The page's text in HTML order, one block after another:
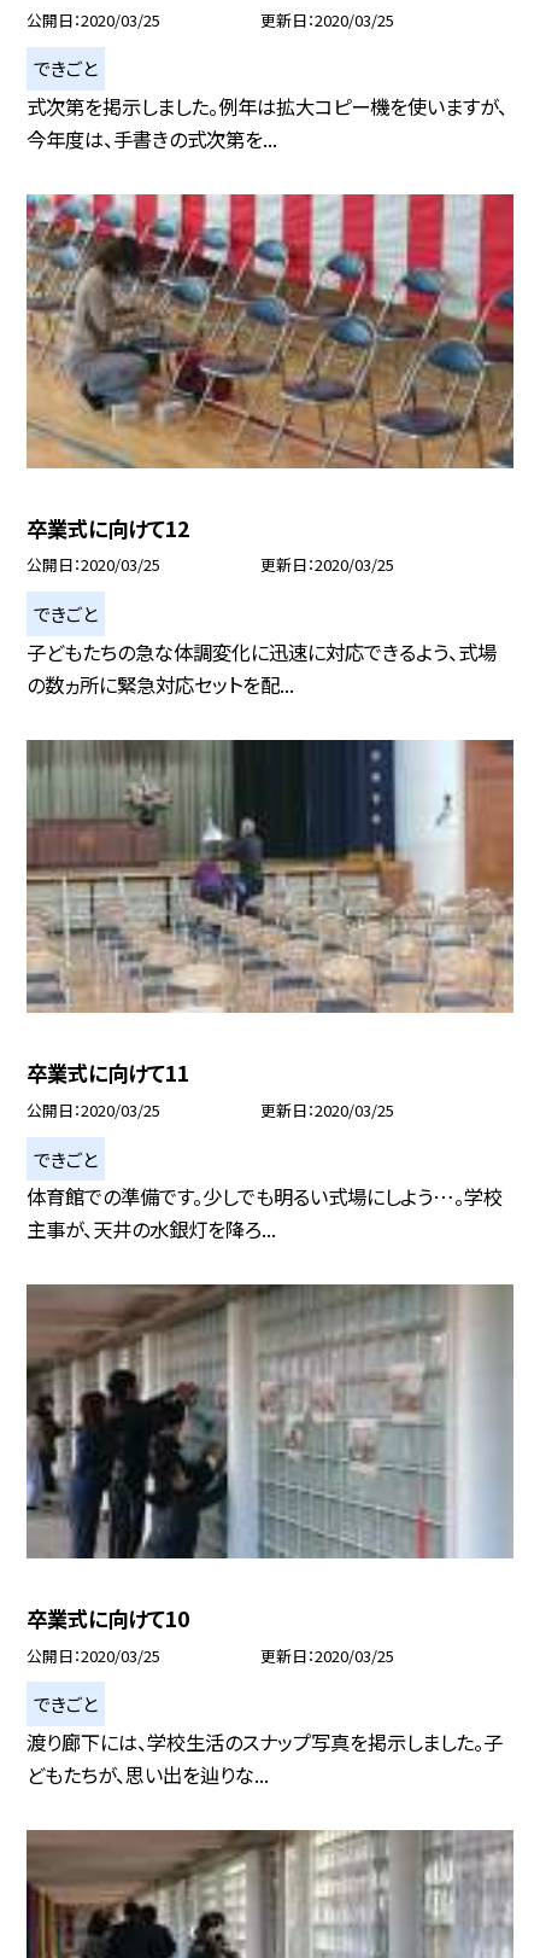
公開日 2020/03/25 更新日 2020/03/25
できごと
式次第を掲示しました。例年は拡大コピー機を使いますが、
今年度は、手書きの式次第を...
卒業式に向けて12
公開日 2020/03/25 更新日 2020/03/25
できごと
子どもたちの急な体調変化に迅速に対応できるよう、式場
の数ヵ所に緊急対応セットを配...
卒業式に向けて11
公開日 2020/03/25 更新日 2020/03/25
できごと
体育館での準備です。少しでも明るい式場にしよう…。学校
主事が、天井の水銀灯を降ろ...
卒業式に向けて10
公開日 2020/03/25 更新日 2020/03/25
できごと
渡り廊下には、学校生活のスナップ写真を掲示しました。子
どもたちが、思い出を辿りな...